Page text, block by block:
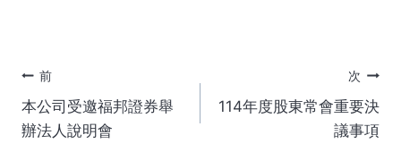
投
稿
前
本公司受邀福邦證券舉
辦法人說明會
次
114年度股東常會重要決
議事項